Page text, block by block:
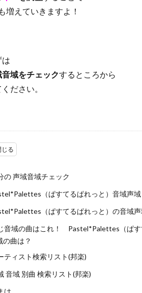
も増えていきますよ！
は
域をチェックするところから
ださい。
の 声域音域チェック
（ぱすてるぱれっと）音域声
（ぱすてるぱれっと）の音域声
音域の曲はこれ！ Pastel*Palettes（ぱ
の曲は？
ティスト検索リスト(邦楽)
音域 別曲 検索リスト(邦楽)
け